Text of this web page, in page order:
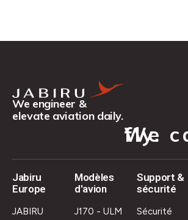
We engineer &
elevate aviation daily.
We can all fly.
Jabiru
Europe
JABIRU
Modèles
d'avion
J170 - ULM
Support &
sécurité
Sécurité